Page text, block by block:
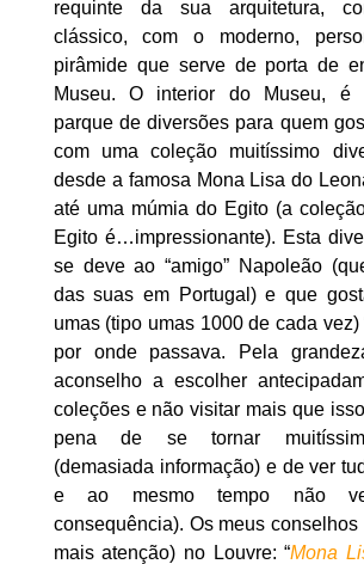
requinte da sua arquitetura,
clássico, com o moderno,
pirâmide que serve de porta de
Museu. O interior do Museu, é
parque de diversões para quem
com uma coleção muitíssimo
desde a famosa Mona Lisa do
até uma múmia do Egito (a
Egito é…impressionante). Esta
se deve ao “amigo” Napoleão
das suas em Portugal) e que
umas (tipo umas 1000 de cada vez)
por onde passava. Pela
aconselho a escolher
coleções e não visitar mais que
pena de se tornar
(demasiada informação) e de ver
e ao mesmo tempo não
consequência). Os meus conselhos
mais atenção) no Louvre: “Mona